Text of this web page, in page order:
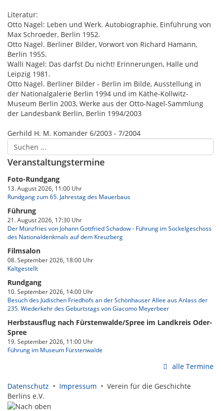
Literatur:
Otto Nagel: Leben und Werk. Autobiographie, Einführung von
Max Schroeder, Berlin 1952.
Otto Nagel. Berliner Bilder, Vorwort von Richard Hamann,
Berlin 1955.
Walli Nagel: Das darfst Du nicht! Erinnerungen, Halle und
Leipzig 1981.
Otto Nagel. Berliner Bilder - Berlin im Bilde, Ausstellung in
der Nationalgalerie Berlin 1994 und im Käthe-Kollwitz-
Museum Berlin 2003, Werke aus der Otto-Nagel-Sammlung
der Landesbank Berlin, Berlin 1994/2003
Gerhild H. M. Komander 6/2003 - 7/2004
Veranstaltungstermine
Foto-Rundgang
13. August 2026, 11:00 Uhr
Rundgang zum 65. Jahrestag des Mauerbaus
Führung
21. August 2026, 17:30 Uhr
Der Münzfries von Johann Gottfried Schadow - Führung im Sockelgeschoss
des Nationaldenkmals auf dem Kreuzberg
Filmsalon
08. September 2026, 18:00 Uhr
Kaltgestellt
Rundgang
10. September 2026, 14:00 Uhr
Besuch des Jüdischen Friedhofs an der Schönhauser Allee aus Anlass der
235. Wiederkehr des Geburtstags von Giacomo Meyerbeer
Herbstausflug nach Fürstenwalde/Spree im Landkreis Oder-
Spree
19. September 2026, 11:00 Uhr
Führung im Museum Fürstenwalde
alle Termine
Datenschutz • Impressum • Verein für die Geschichte
Berlins e.V.